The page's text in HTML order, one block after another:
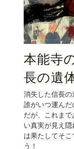
本能寺
長の遺
消失した信長の
誰がいつ運ん
だが、これま
い真実が見え
は果たしてそ
う！